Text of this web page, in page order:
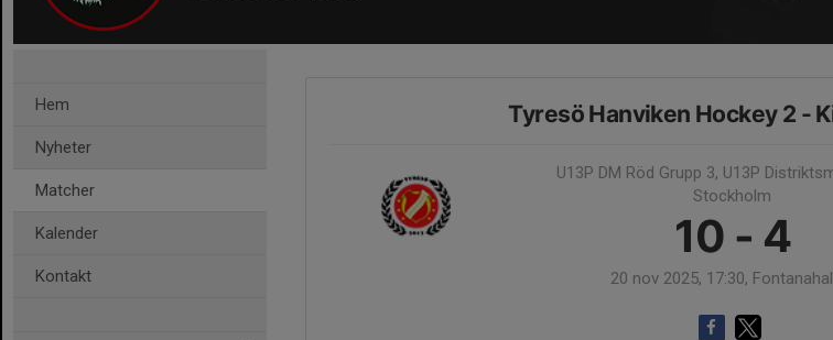
Hem
Nyheter
Matcher
Kalender
Kontakt
Tyresö Hanviken Hockey 2 -
U13P DM Röd Grupp 3, U13P
Stockholm
10 - 4
20 nov 2025, 17:30,